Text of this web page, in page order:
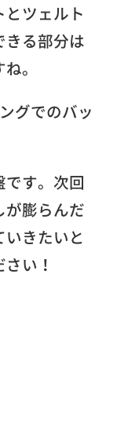
ツェルト
きる部分は
。
グでのバッ
です。次回
が膨らんだ
きたいと
い！